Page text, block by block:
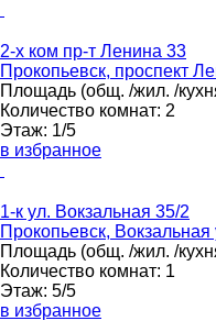
2-х ком пр-т Ленина 33
Прокопьевск, проспект
Площадь (общ. /жил. /
Количество комнат: 2
Этаж: 1/5
в избранное
1-к ул. Вокзальная 35/2
Прокопьевск, Вокзальная
Площадь (общ. /жил. /
Количество комнат: 1
Этаж: 5/5
в избранное